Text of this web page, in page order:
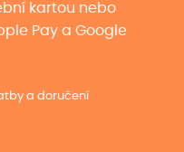
kartou nebo
Pay a Google
a doručení